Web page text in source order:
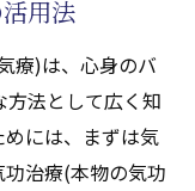
用法
療)は、心身のバ
法として広く知
には、まずは気
治療(本物の気功